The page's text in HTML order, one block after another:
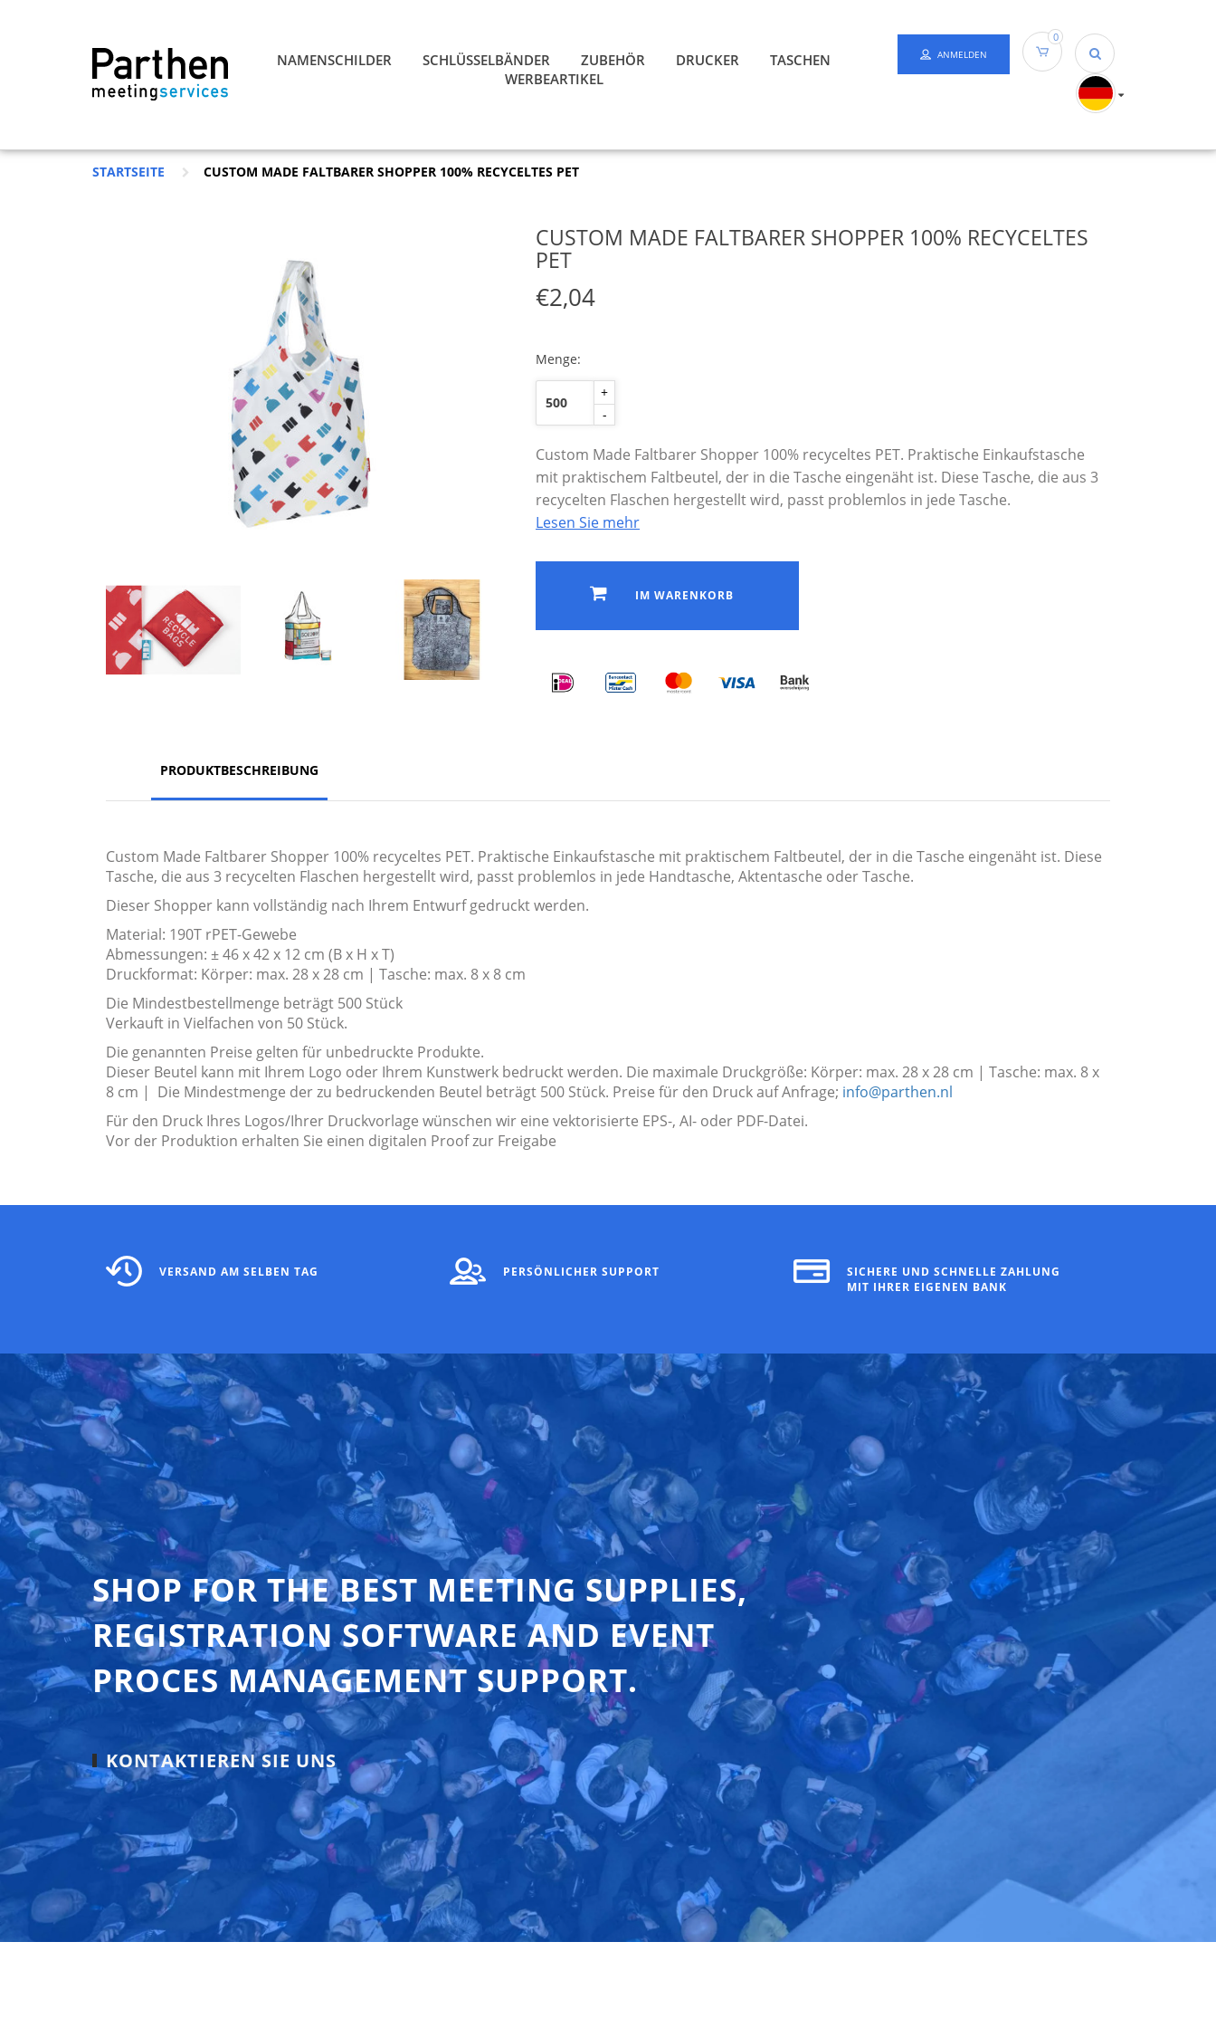
NAMENSCHILDER SCHLÜSSELBÄNDER ZUBEHÖR DRUCKER
TASCHEN
WERBEARTIKEL
ANMELDEN
0
STARTSEITE CUSTOM MADE FALTBARER SHOPPER 100% RECYCELTES PET
CUSTOM MADE FALTBARER SHOPPER 100% RECYCELTES
PET
€2,04
Menge:
+
-
Custom Made Faltbarer Shopper 100% recyceltes PET. Praktische Einkaufstasche
mit praktischem Faltbeutel, der in die Tasche eingenäht ist. Diese Tasche, die aus 3
recycelten Flaschen hergestellt wird, passt problemlos in jede Tasche.
Lesen Sie mehr
IM WARENKORB
PRODUKTBESCHREIBUNG
Custom Made Faltbarer Shopper 100% recyceltes PET. Praktische Einkaufstasche mit praktischem Faltbeutel, der in die Tasche eingenäht ist. Diese
Tasche, die aus 3 recycelten Flaschen hergestellt wird, passt problemlos in jede Handtasche, Aktentasche oder Tasche.
Dieser Shopper kann vollständig nach Ihrem Entwurf gedruckt werden.
Material: 190T rPET-Gewebe
Abmessungen: ± 46 x 42 x 12 cm (B x H x T)
Druckformat: Körper: max. 28 x 28 cm | Tasche: max. 8 x 8 cm
Die Mindestbestellmenge beträgt 500 Stück
Verkauft in Vielfachen von 50 Stück.
Die genannten Preise gelten für unbedruckte Produkte.
Dieser Beutel kann mit Ihrem Logo oder Ihrem Kunstwerk bedruckt werden. Die maximale Druckgröße: Körper: max. 28 x 28 cm | Tasche: max. 8 x
8 cm | Die Mindestmenge der zu bedruckenden Beutel beträgt 500 Stück. Preise für den Druck auf Anfrage; info@parthen.nl
Für den Druck Ihres Logos/Ihrer Druckvorlage wünschen wir eine vektorisierte EPS-, AI- oder PDF-Datei.
Vor der Produktion erhalten Sie einen digitalen Proof zur Freigabe
VERSAND AM SELBEN TAG PERSÖNLICHER SUPPORT
SICHERE UND SCHNELLE ZAHLUNG
MIT IHRER EIGENEN BANK
SHOP FOR THE BEST MEETING SUPPLIES,
REGISTRATION SOFTWARE AND EVENT
PROCES MANAGEMENT SUPPORT.
KONTAKTIEREN SIE UNS